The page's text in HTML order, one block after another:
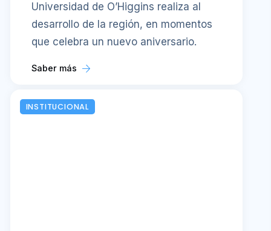
Universidad de O’Higgins realiza al
desarrollo de la región, en momentos
que celebra un nuevo aniversario.
Saber más
INSTITUCIONAL